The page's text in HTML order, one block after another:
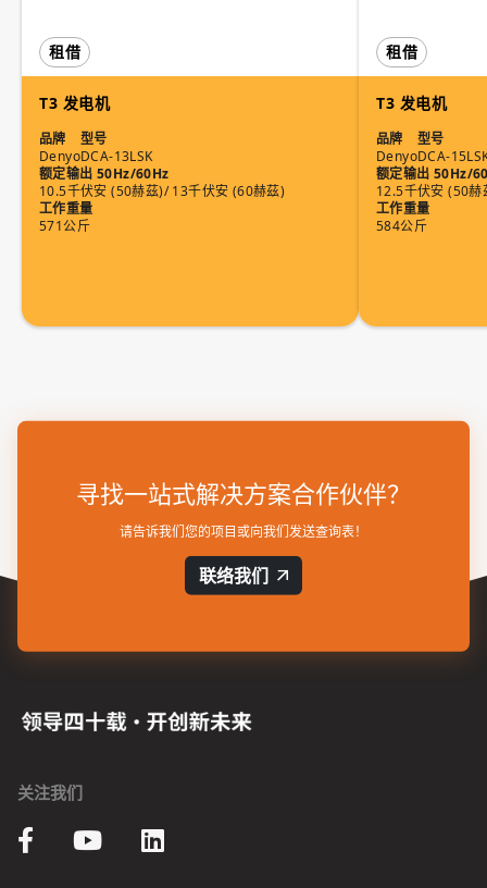
租借
T3 发电机
品牌
Denyo
型号
DCA-13LSK
额定输出 50Hz/60Hz
10.5千伏安 (50赫茲)/ 13千伏安 (60赫茲)
工作重量
571公斤
租借
T3 发电机
品牌
Denyo
型号
DCA-
额定输出 50Hz/
12.5千伏安 (50
工作重量
584公斤
寻找一站式解决方案合作伙伴？
请告诉我们您的项目或向我们发送查询表！
联络我们
关注我们